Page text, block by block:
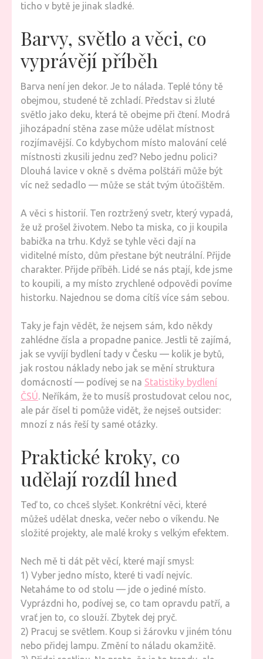
ticho v bytě je jinak sladké.
Barvy, světlo a věci, co
vyprávějí příběh
Barva není jen dekor. Je to nálada. Teplé tóny tě
obejmou, studené tě zchladí. Představ si žluté
světlo jako deku, která tě obejme při čtení. Modrá
jihozápadní stěna zase může udělat místnost
rozjímavější. Co kdybychom místo malování celé
místnosti zkusili jednu zeď? Nebo jednu polici?
Dlouhá lavice v okně s dvěma polštáři může být
víc než sedadlo — může se stát tvým útočištěm.
A věci s historií. Ten roztržený svetr, který vypadá,
že už prošel životem. Nebo ta miska, co ji koupila
babička na trhu. Když se tyhle věci dají na
viditelné místo, dům přestane být neutrální. Přijde
charakter. Přijde příběh. Lidé se nás ptají, kde jsme
to koupili, a my místo zrychlené odpovědi povíme
historku. Najednou se doma cítíš více sám sebou.
Taky je fajn vědět, že nejsem sám, kdo někdy
zahlédne čísla a propadne panice. Jestli tě zajímá,
jak se vyvíjí bydlení tady v Česku — kolik je bytů,
jak rostou náklady nebo jak se mění struktura
domácností — podívej se na Statistiky bydlení
ČSÚ. Neříkám, že to musíš prostudovat celou noc,
ale pár čísel ti pomůže vidět, že nejseš outsider:
mnozí z nás řeší ty samé otázky.
Praktické kroky, co
udělají rozdíl hned
Teď to, co chceš slyšet. Konkrétní věci, které
můžeš udělat dneska, večer nebo o víkendu. Ne
složité projekty, ale malé kroky s velkým efektem.
Nech mě ti dát pět věcí, které mají smysl:
1) Vyber jedno místo, které ti vadí nejvíc.
Netaháme to od stolu — jde o jediné místo.
Vyprázdni ho, podívej se, co tam opravdu patří, a
vrať jen to, co slouží. Zbytek dej pryč.
2) Pracuj se světlem. Koup si žárovku v jiném tónu
nebo přidej lampu. Změní to náladu okamžitě.